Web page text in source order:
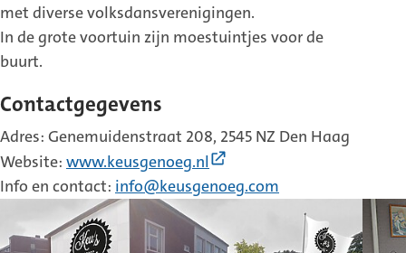
met diverse volksdansverenigingen.
In de grote voortuin zijn moestuintjes voor de
buurt.
Contactgegevens
Adres: Genemuidenstraat 208, 2545 NZ Den Haag
Website: www.keusgenoeg.nl
link)
Info en contact: info@keusgenoeg.com